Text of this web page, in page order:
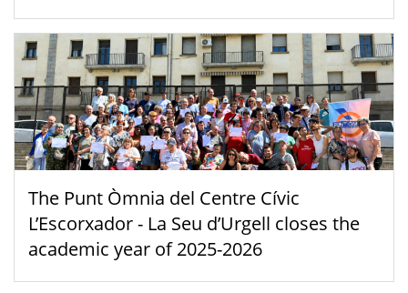
The Punt Òmnia del Centre Cívic
L’Escorxador - La Seu d’Urgell closes the
academic year of 2025-2026